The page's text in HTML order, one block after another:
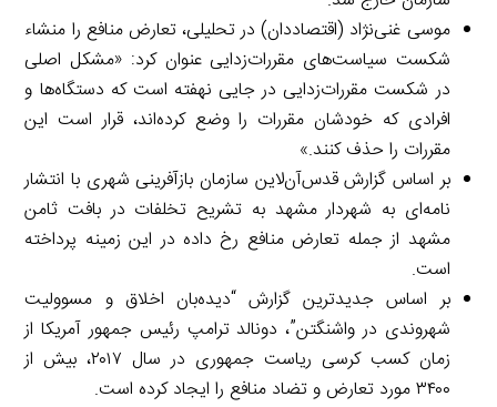
موسی غنی‌نژاد (اقتصاددان) در تحلیلی، تعارض منافع را منشاء
شکست سیاست‌های مقررات‌زدایی عنوان کرد: «مشکل اصلی
در شکست مقررات‌زدایی در جایی نهفته است که دستگاه‌ها و
افرادی که خودشان مقررات را وضع کرده‌اند، قرار است این
مقررات را حذف کنند.»
بر اساس گزارش قدس‌آن‌لاین سازمان بازآفرینی شهری با انتشار
نامه‌ای به شهردار مشهد به تشریح تخلفات در بافت ثامن
مشهد از جمله تعارض منافع رخ داده در این زمینه پرداخته
است.
بر اساس جدیدترین گزارش “دیده‌بان اخلاق و مسوولیت
شهروندی در واشنگتن”، دونالد ترامپ رئیس جمهور آمریکا از
زمان کسب کرسی ریاست جمهوری در سال ۲۰۱۷، بیش از
۳۴۰۰ مورد تعارض و تضاد منافع را ایجاد کرده است.